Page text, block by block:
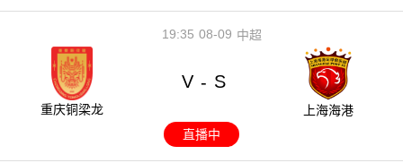
08-09
19:35 中超
重庆铜梁龙
V - S
上海海港
直播中